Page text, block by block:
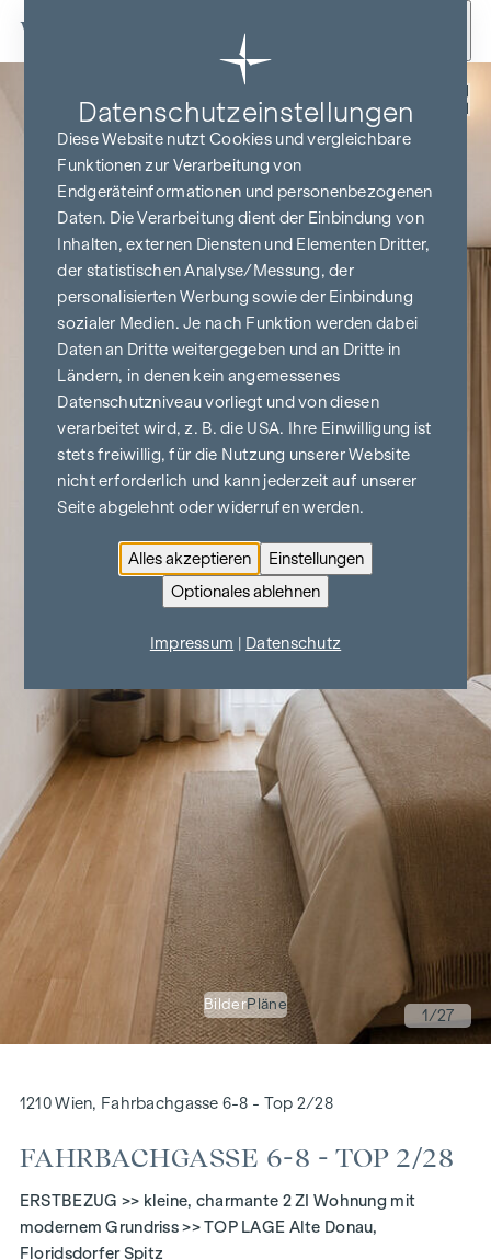
Zum Inhalt springen
BilderPläne
1/27
1210 Wien, Fahrbachgasse 6-8 - Top 2/28
FAHRBACHGASSE 6-8 - TOP 2/28
ERSTBEZUG >> kleine, charmante 2 ZI Wohnung mit
modernem Grundriss >> TOP LAGE Alte Donau,
Floridsdorfer Spitz
Datenschutz­einstellungen
Diese Website nutzt Cookies und vergleichbare
Funktionen zur Verarbeitung von
Endgeräteinformationen und personenbezogenen
Daten. Die Verarbeitung dient der Einbindung von
Inhalten, externen Diensten und Elementen Dritter,
der statistischen Analyse/Messung, der
personalisierten Werbung sowie der Einbindung
sozialer Medien. Je nach Funktion werden dabei
Daten an Dritte weitergegeben und an Dritte in
Ländern, in denen kein angemessenes
Datenschutzniveau vorliegt und von diesen
verarbeitet wird, z. B. die USA. Ihre Einwilligung ist
stets freiwillig, für die Nutzung unserer Website
nicht erforderlich und kann jederzeit auf unserer
Seite abgelehnt oder widerrufen werden.
Alles akzeptieren
Einstellungen
Optionales ablehnen
Impressum Datenschutz